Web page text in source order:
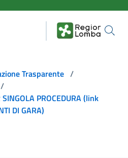
Trasparente /
/
SINGOLA PROCEDURA (link
DI GARA)